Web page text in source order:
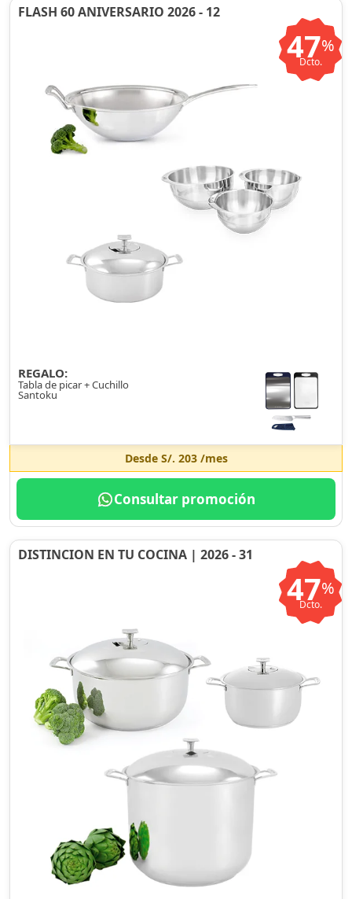
FLASH 60 ANIVERSARIO 2026 - 12
47%
Dcto.
REGALO:
Tabla de picar + Cuchillo
Santoku
Desde S/. 203/mes
Consultar promoción
DISTINCION EN TU COCINA | 2026 - 31
47%
Dcto.